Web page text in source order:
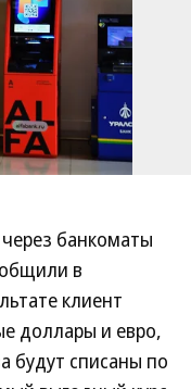
банкоматы
в
клиент
доллары и евро,
будут списаны по